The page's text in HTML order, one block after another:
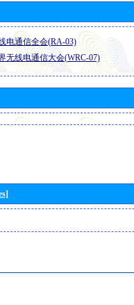
电通信全会(RA-03)
无线电通信大会(WRC-07)